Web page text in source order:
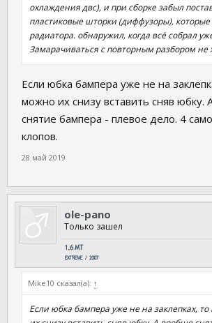
охлаждения двс), и при сборке забыл
пластиковые шторки (диффузоры), которые
радиатора. обнаружил, когда всё собрал
Замарачиваться с повторным разбором не
Если юбка бампера уже не на
можно их снизу вставить сняв юбку.
снятие бампера - плевое дело. 4
клопов.
28 май 2019
ole-pano
Только зашел
Mike10 сказал(а): ↑
Если юбка бампера уже не на заклепках,